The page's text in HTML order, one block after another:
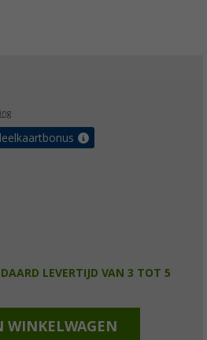
LEVERTIJD VAN 3 TOT 5
WINKELWAGEN